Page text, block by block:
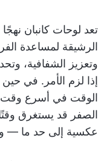
تعد لوحات كانبان نهجًا
الرشيقة لمساعدة
وتعزيز الشفافية،
إذا لزم الأمر. في
الوقت في أسرع وقت
الصفر قد يستغرق
عكسية إلى حد ما —